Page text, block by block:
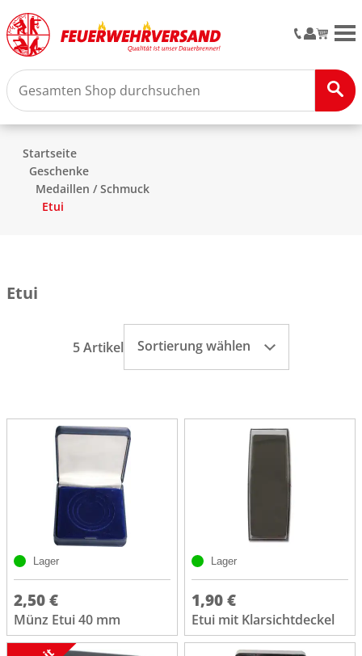
Startseite
Geschenke
Medaillen / Schmuck
Etui
Etui
5 Artikel Sortierung wählen
Lager
2,50 €
Münz Etui 40 mm
Lager
1,90 €
Etui mit Klarsichtdeckel